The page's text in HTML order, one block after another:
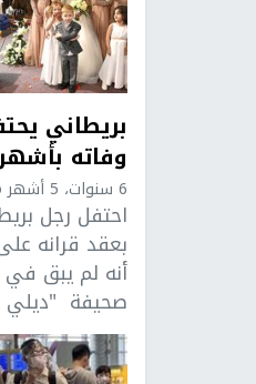
بريطاني
وفاته
6 سنوات، 5 أشهر ago
احتفل رجل
بعقد قرانه
أنه لم يبق
صحيفة "ديلي